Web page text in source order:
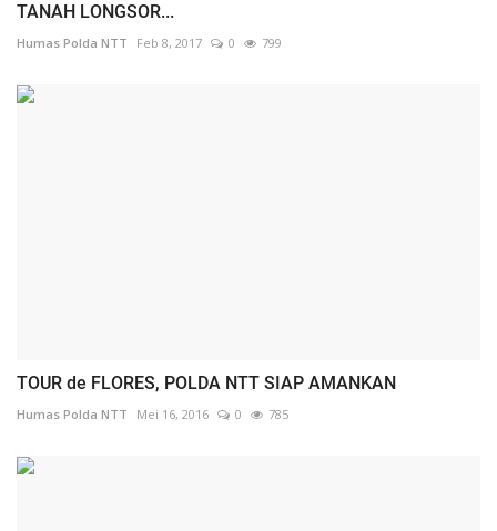
TANAH LONGSOR...
Humas Polda NTT Feb 8, 2017 0 799
TOUR de FLORES, POLDA NTT SIAP AMANKAN
Humas Polda NTT Mei 16, 2016 0 785